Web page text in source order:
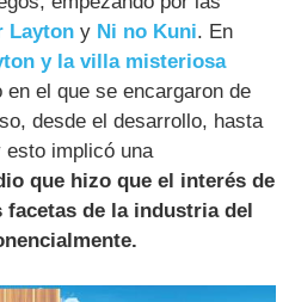
Layton y Ni no Kuni. En
y la villa misteriosa
el que se encargaron de
desde el desarrollo, hasta
esto implicó una
que hizo que el interés de
facetas de la industria del